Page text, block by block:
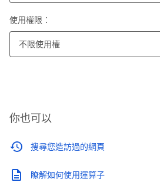
使用權限：
不限使用權
你也可以
搜尋您造訪過的網頁
瞭解如何使用運算子